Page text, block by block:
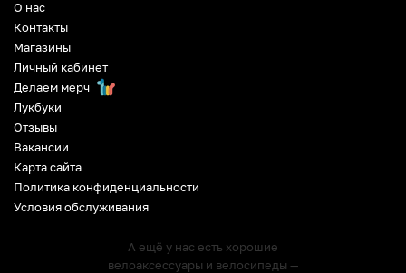
О нас
Контакты
Магазины
Личный кабинет
Делаем мерч
Лукбуки
Отзывы
Вакансии
Карта сайта
Политика конфиденциальности
Условия обслуживания
А ещё у нас есть хорошие
велоаксессуары и велосипеды —